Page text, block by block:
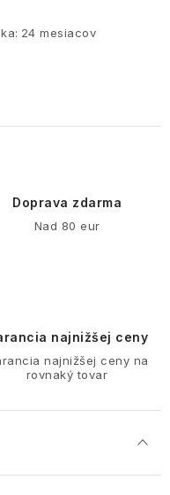
: 24 mesiacov
Doprava zdarma
Nad 80 eur
najnižšej ceny
najnižšej ceny na
rovnaký tovar